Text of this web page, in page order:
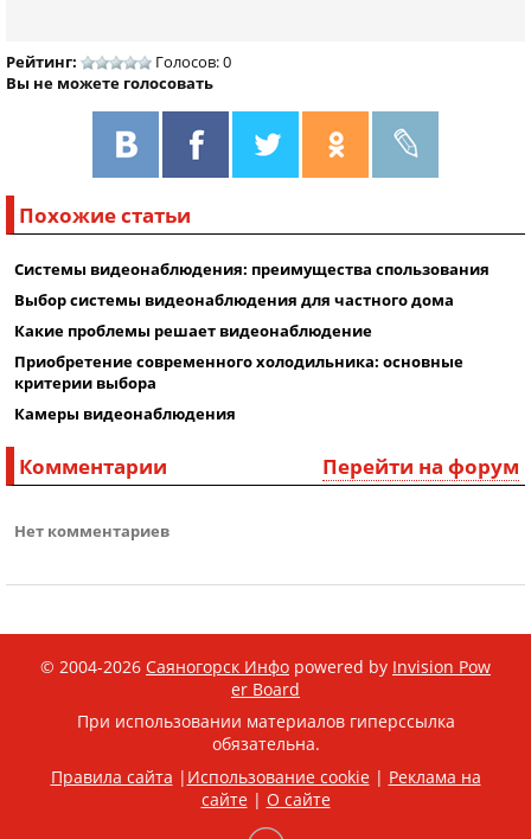
Рейтинг:
Голосов: 0
Вы не можете голосовать
Похожие статьи
Системы видеонаблюдения: преимущества спользования
Выбор системы видеонаблюдения для частного дома
Какие проблемы решает видеонаблюдение
Приобретение современного холодильника: основные
критерии выбора
Камеры видеонаблюдения
Перейти на форум
Комментарии
Нет комментариев
© 2004-2026 Саяногорск Инфо powered by Invision Pow
er Board
При использовании материалов гиперссылка
обязательна.
Правила сайта | Использование cookie| Реклама на
сайте| О сайте